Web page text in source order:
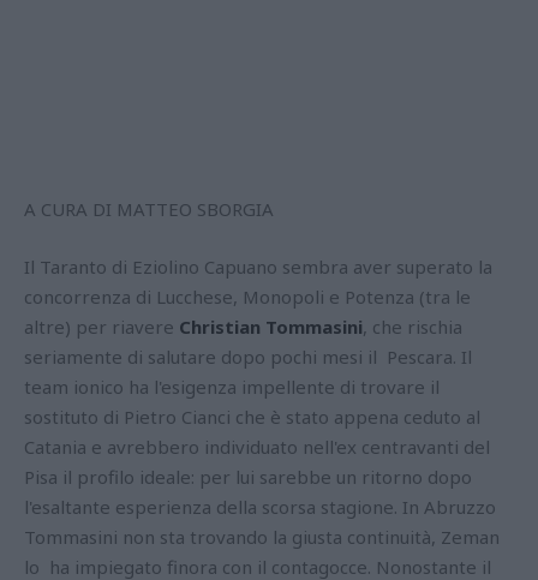
A CURA DI MATTEO SBORGIA
Il Taranto di Eziolino Capuano sembra aver superato la
concorrenza di Lucchese, Monopoli e Potenza (tra le
altre) per riavere Christian Tommasini, che rischia
seriamente di salutare dopo pochi mesi il Pescara. Il
team ionico ha l'esigenza impellente di trovare il
sostituto di Pietro Cianci che è stato appena ceduto al
Catania e avrebbero individuato nell'ex centravanti del
Pisa il profilo ideale: per lui sarebbe un ritorno dopo
l'esaltante esperienza della scorsa stagione. In Abruzzo
Tommasini non sta trovando la giusta continuità, Zeman
lo ha impiegato finora con il contagocce. Nonostante il